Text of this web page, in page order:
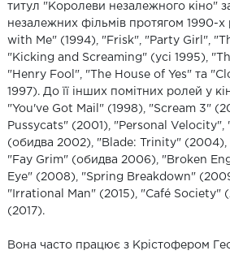
титул "Королеви незалежного кіно"
незалежних фільмів протягом 1990-х
with Me" (1994), "Frisk", "Party Girl",
"Kicking and Screaming" (усі 1995),
"Henry Fool", "The House of Yes" та
1997). До її інших помітних ролей у
"You've Got Mail" (1998), "Scream 3"
Pussycats" (2001), "Personal Velocity",
(обидва 2002), "Blade: Trinity" (2004),
"Fay Grim" (обидва 2006), "Broken
Eye" (2008), "Spring Breakdown"
"Irrational Man" (2015), "Café Society"
(2017).
Вона часто працює з Крістофером